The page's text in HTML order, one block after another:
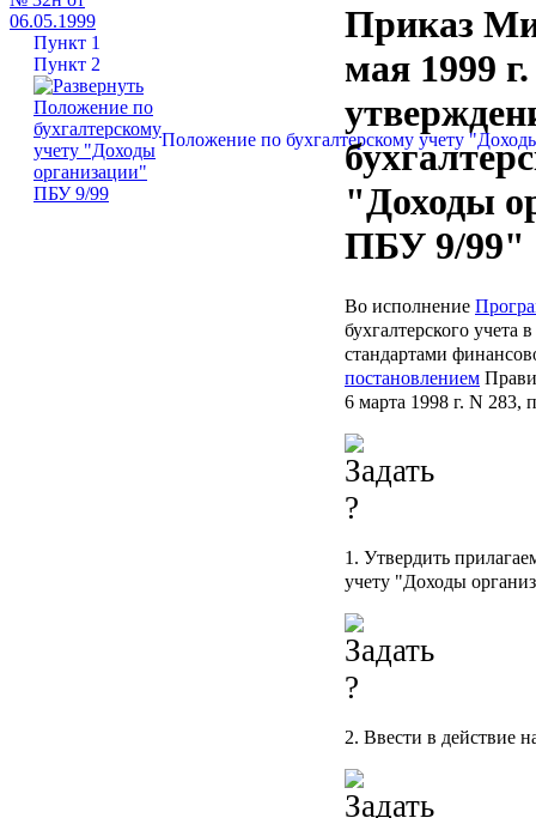
Пункт 1
Пункт 2
Положение по бухгалтерскому учету
Приказ
мая 1999
"Доходы
ПБУ 9/99"
Во исполнение
бухгалтерского
стандартами
постановлением
6 марта 1998 г. N 283,
1. Утвердить
учету "Доходы
2. Ввести в действие